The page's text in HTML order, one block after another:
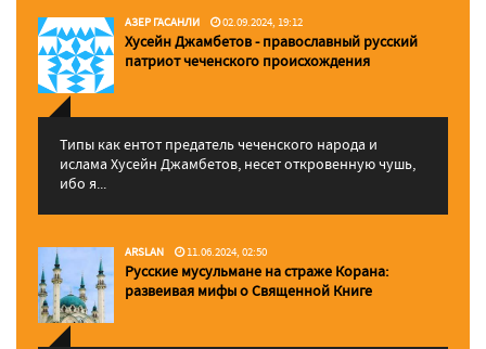
АЗЕР ГАСАНЛИ 02.09.2024, 19:12
Хусейн Джамбетов - православный русский
патриот чеченского происхождения
Типы как ентот предатель чеченского народа и
ислама Хусейн Джамбетов, несет откровенную чушь,
ибо я...
ARSLAN 11.06.2024, 02:50
Русские мусульмане на страже Корана:
pазвеивая мифы о Священной Книге